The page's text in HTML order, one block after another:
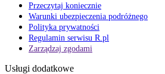
Przeczytaj koniecznie
Warunki ubezpieczenia podróżnego
Polityka prywatności
Regulamin serwisu R.pl
Zarządzaj zgodami
Usługi dodatkowe